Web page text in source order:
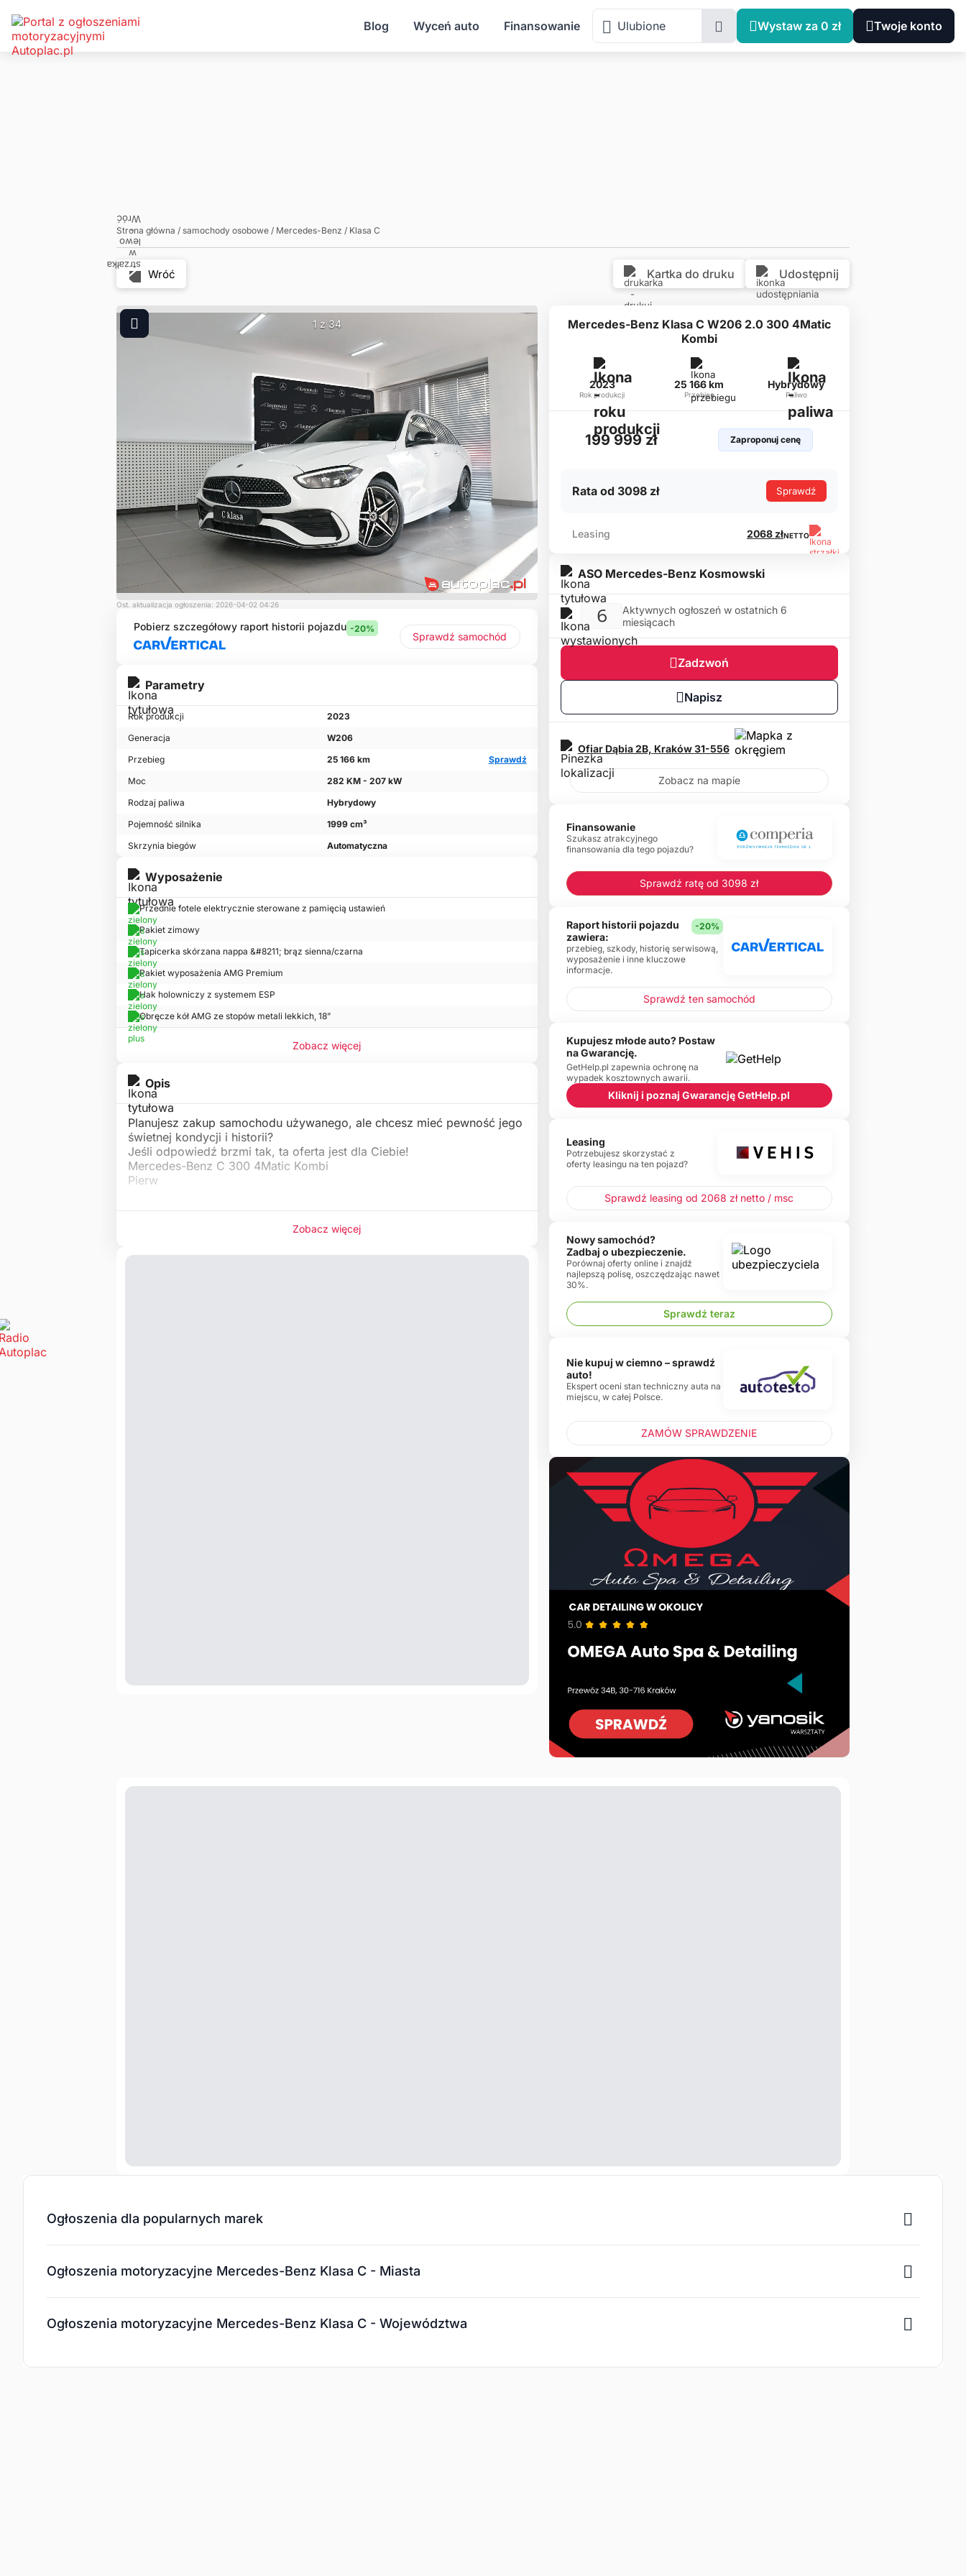
Blog Wyceń auto Finansowanie Ulubione Wystaw za 0 zł Twoje konto
Małopolskie, Kraków, Ofiar Dąbia 2B
Strona główna / samochody osobowe / Mercedes-Benz / Klasa C
Wróć Kartka do druku Udostępnij
1 z 34
Ost. aktualizacja ogłoszenia: 2026-04-02 04:26
Pobierz szczegółowy raport historii pojazdu -20%
Sprawdź samochód
Parametry
Rok produkcji
2023
Generacja
W206
Przebieg
25 166 km
Sprawdź
Moc
282 KM - 207 kW
Rodzaj paliwa
Hybrydowy
Pojemność silnika
1999 cm³
Skrzynia biegów
Automatyczna
Wyposażenie
Przednie fotele elektrycznie sterowane z pamięcią ustawień
Pakiet zimowy
Tapicerka skórzana nappa &#8211; brąz sienna/czarna
Pakiet wyposażenia AMG Premium
Hak holowniczy z systemem ESP
Obręcze kół AMG ze stopów metali lekkich, 18”
Zobacz więcej
Opis
Planujesz zakup samochodu używanego, ale chcesz mieć pewność jego
świetnej kondycji i historii?
Jeśli odpowiedź brzmi tak, ta oferta jest dla Ciebie!
Mercedes-Benz C 300 4Matic Kombi
Pierw
Zobacz więcej
Mercedes-Benz Klasa C W206 2.0 300 4Matic
Kombi
2023
Rok produkcji
25 166 km
Przebieg
Hybrydowy
Paliwo
199 999 zł Zaproponuj cenę
Rata od 3098 zł Sprawdź
Leasing 2068 złNETTO
ASO Mercedes-Benz Kosmowski
6
Aktywnych ogłoszeń w ostatnich 6
miesiącach
Zadzwoń
Napisz
Ofiar Dąbia 2B, Kraków31-556
Zobacz na mapie
Finansowanie
Szukasz atrakcyjnego
finansowania dla tego pojazdu?
Sprawdź ratę od 3098 zł
Raport historii pojazdu
zawiera:
-20%
przebieg, szkody, historię serwisową,
wyposażenie i inne kluczowe
informacje.
Sprawdź ten samochód
Kupujesz młode auto? Postaw
na Gwarancję.
GetHelp.pl zapewnia ochronę na
wypadek kosztownych awarii.
Kliknij i poznaj Gwarancję GetHelp.pl
Leasing
Potrzebujesz skorzystać z
oferty leasingu na ten pojazd?
Sprawdź leasing od 2068 zł netto / msc
Nowy samochód?
Zadbaj o ubezpieczenie.
Porównaj oferty online i znajdź
najlepszą polisę, oszczędzając nawet
30%.
Sprawdź teraz
Nie kupuj w ciemno – sprawdź
auto!
Ekspert oceni stan techniczny auta na
miejscu, w całej Polsce.
ZAMÓW SPRAWDZENIE
Ogłoszenia dla popularnych marek
Ogłoszenia motoryzacyjne Mercedes-Benz Klasa C - Miasta
Ogłoszenia motoryzacyjne Mercedes-Benz Klasa C - Województwa